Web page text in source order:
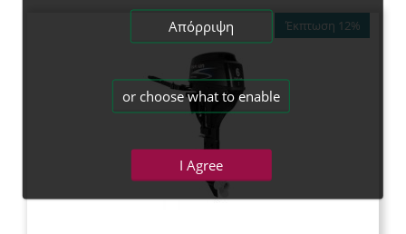
Έκπτωση 12%
Απόρριψη
or choose what to enable
I Agree